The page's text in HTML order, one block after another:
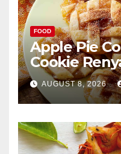
FOOD
Apple Pie
Cookie
AUGUST 8, 2026